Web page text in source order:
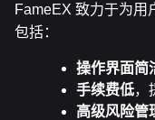
FameEX 致力于为用
包括：
操作界面简
手续费低，
高级风险管